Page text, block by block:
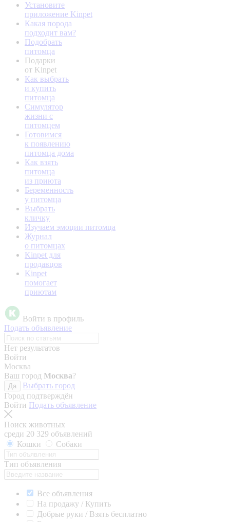
Установите
приложение Kinpet
Какая порода
подходит вам?
Подобрать
питомца
Подарки
от Kinpet
Как выбрать
и купить
питомца
Симулятор
жизни с
питомцем
Готовимся
к появлению
питомца дома
Как взять
питомца
из приюта
Беременность
у питомца
Выбрать
кличку
Изучаем эмоции питомца
Журнал
о питомцах
Kinpet для
продавцов
Kinpet
помогает
приютам
Войти в профиль
Подать объявление
Нет результатов
Войти
Москва
Ваш город Москва?
Да
Выбрать город
Город подтверждён
Войти Подать объявление
Поиск животных
среди 20 329 объявлений
Кошки
Собаки
Тип объявления
Все объявления
На продажу / Купить
Добрые руки / Взять бесплатно